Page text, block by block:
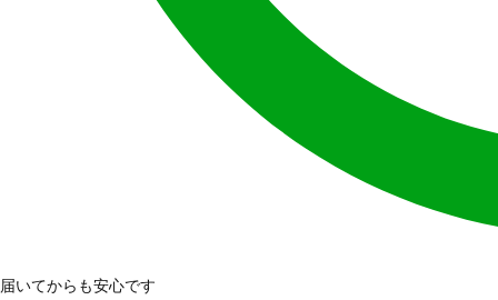
届いてからも安心です